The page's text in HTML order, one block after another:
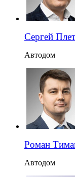
Сергей
Автодом
Роман
Автодом